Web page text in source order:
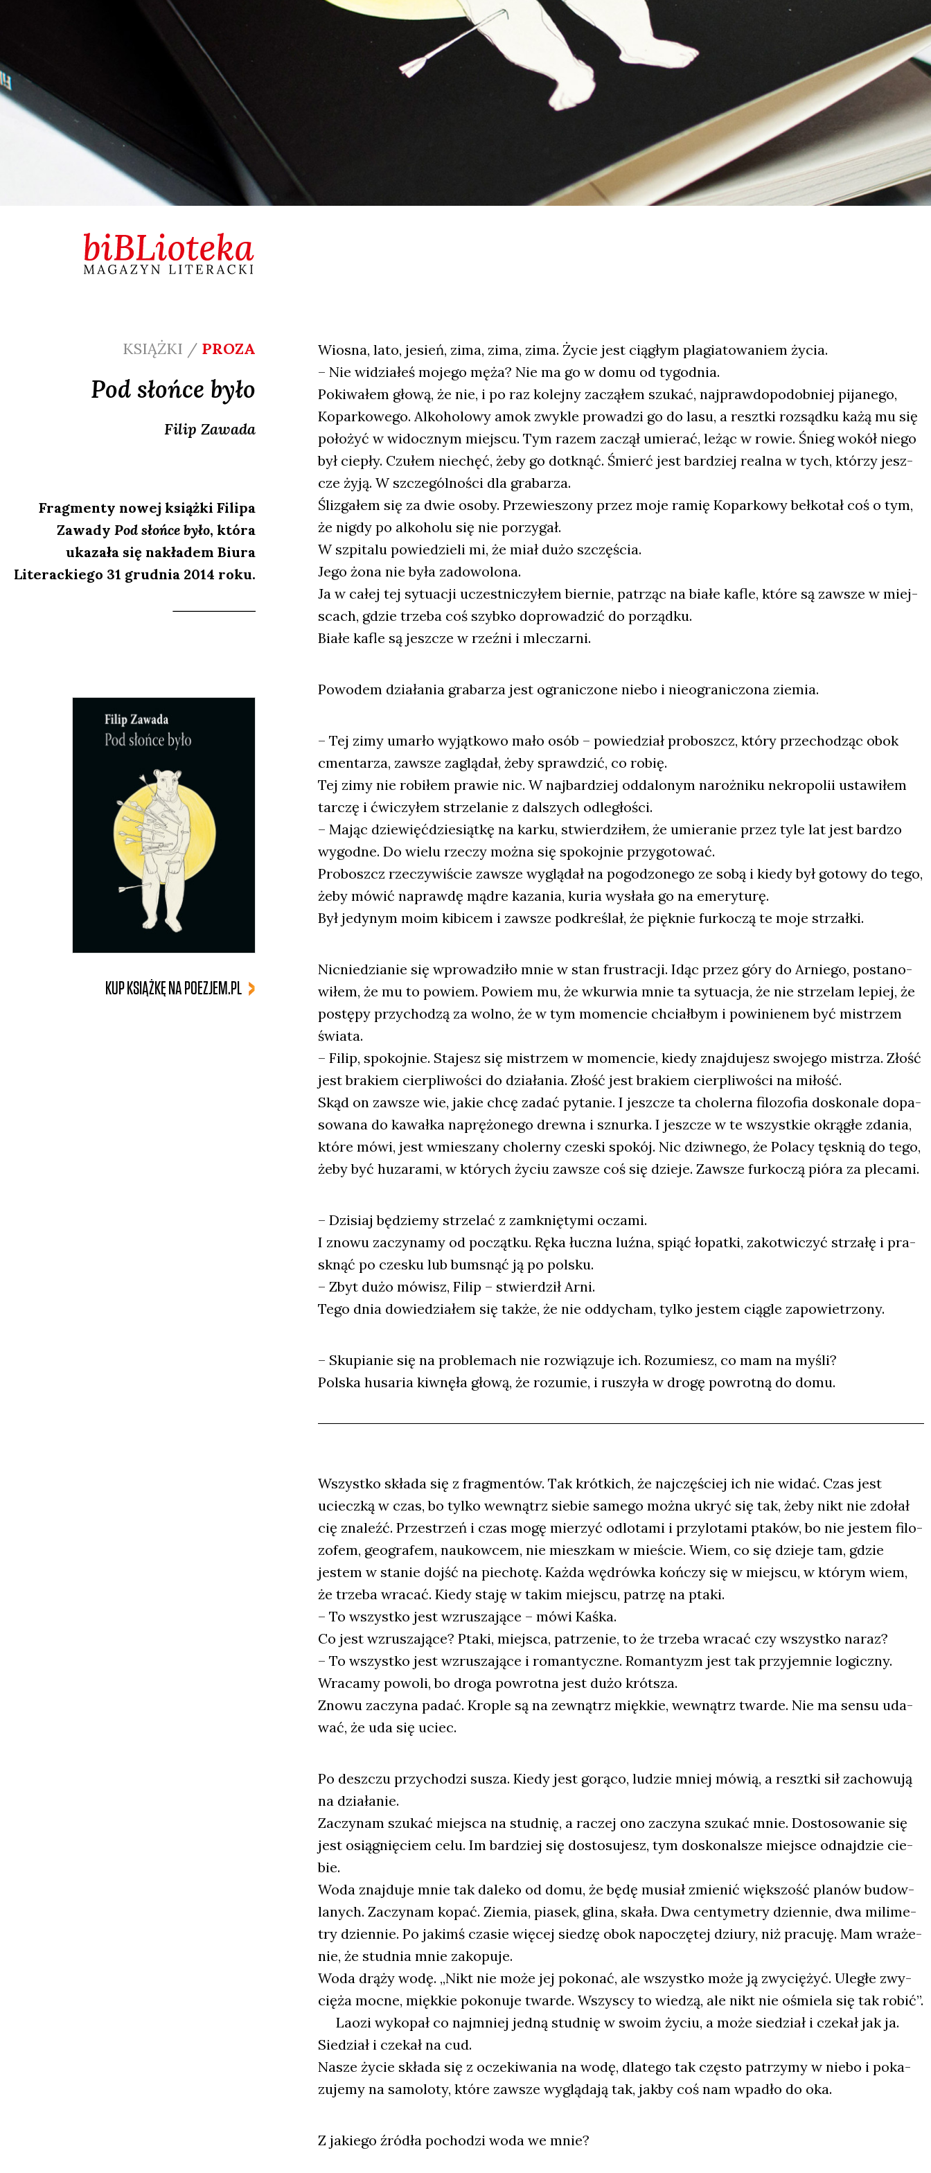
KSIĄŻKI / PROZA
Pod słońce było
Filip Zawada
Fragmenty nowej książki Filipa
Zawady Pod słońce było, która
ukazała się nakładem Biura
Literackiego 31 grudnia 2014 roku.
KUP KSIĄŻKĘ NA POEZJEM.PL
Wio­sna, lato, jesień, zima, zima, zima. Życie jest cią­głym pla­gia­to­wa­niem życia.
– Nie widzia­łeś moje­go męża? Nie ma go w domu od tygo­dnia.
Poki­wa­łem gło­wą, że nie, i po raz kolej­ny zaczą­łem szu­kać, naj­praw­do­po­dob­niej pija­ne­go,
Kopar­ko­we­go. Alko­ho­lo­wy amok zwy­kle pro­wa­dzi go do lasu, a reszt­ki roz­sąd­ku każą mu się
poło­żyć w widocz­nym miej­scu. Tym razem zaczął umie­rać, leżąc w rowie. Śnieg wokół nie­go
był cie­pły. Czu­łem nie­chęć, żeby go dotknąć. Śmierć jest bar­dziej real­na w tych, któ­rzy jesz­
cze żyją. W szcze­gól­no­ści dla gra­ba­rza.
Śli­zga­łem się za dwie oso­by. Prze­wie­szo­ny przez moje ramię Kopar­ko­wy beł­ko­tał coś o tym,
że nigdy po alko­ho­lu się nie porzy­gał.
W szpi­ta­lu powie­dzie­li mi, że miał dużo szczę­ścia.
Jego żona nie była zado­wo­lo­na.
Ja w całej tej sytu­acji uczest­ni­czy­łem bier­nie, patrząc na bia­łe kafle, któ­re są zawsze w miej­
scach, gdzie trze­ba coś szyb­ko dopro­wa­dzić do porząd­ku.
Bia­łe kafle są jesz­cze w rzeź­ni i mle­czar­ni.
Powo­dem dzia­ła­nia gra­ba­rza jest ogra­ni­czo­ne nie­bo i nie­ogra­ni­czo­na zie­mia.
– Tej zimy umar­ło wyjąt­ko­wo mało osób – powie­dział pro­boszcz, któ­ry prze­cho­dząc obok
cmen­ta­rza, zawsze zaglą­dał, żeby spraw­dzić, co robię.
Tej zimy nie robi­łem pra­wie nic. W naj­bar­dziej odda­lo­nym naroż­ni­ku nekro­po­lii usta­wi­łem
tar­czę i ćwi­czy­łem strze­la­nie z dal­szych odle­gło­ści.
– Mając dzie­więć­dzie­siąt­kę na kar­ku, stwier­dzi­łem, że umie­ra­nie przez tyle lat jest bar­dzo
wygod­ne. Do wie­lu rze­czy moż­na się spo­koj­nie przy­go­to­wać.
Pro­boszcz rze­czy­wi­ście zawsze wyglą­dał na pogo­dzo­ne­go ze sobą i kie­dy był goto­wy do tego,
żeby mówić napraw­dę mądre kaza­nia, kuria wysła­ła go na eme­ry­tu­rę.
Był jedy­nym moim kibi­cem i zawsze pod­kre­ślał, że pięk­nie fur­ko­czą te moje strzał­ki.
Nic­nie­dzia­nie się wpro­wa­dzi­ło mnie w stan fru­stra­cji. Idąc przez góry do Arnie­go, posta­no­
wi­łem, że mu to powiem. Powiem mu, że wkur­wia mnie ta sytu­acja, że nie strze­lam lepiej, że
postę­py przy­cho­dzą za wol­no, że w tym momen­cie chciał­bym i powi­nie­nem być mistrzem
świa­ta.
– Filip, spo­koj­nie. Sta­jesz się mistrzem w momen­cie, kie­dy znaj­du­jesz swo­je­go mistrza. Złość
jest bra­kiem cier­pli­wo­ści do dzia­ła­nia. Złość jest bra­kiem cier­pli­wo­ści na miłość.
Skąd on zawsze wie, jakie chcę zadać pyta­nie. I jesz­cze ta cho­ler­na filo­zo­fia dosko­na­le dopa­
so­wa­na do kawał­ka naprę­żo­ne­go drew­na i sznur­ka. I jesz­cze w te wszyst­kie okrą­głe zda­nia,
któ­re mówi, jest wmie­sza­ny cho­ler­ny cze­ski spo­kój. Nic dziw­ne­go, że Pola­cy tęsk­nią do tego,
żeby być huza­ra­mi, w któ­rych życiu zawsze coś się dzie­je. Zawsze fur­ko­czą pió­ra za ple­ca­mi.
– Dzi­siaj będzie­my strze­lać z zamknię­ty­mi ocza­mi.
I zno­wu zaczy­na­my od począt­ku. Ręka łucz­na luź­na, spiąć łopat­ki, zako­twi­czyć strza­łę i pra­
sk­nąć po cze­sku lub bum­snąć ją po pol­sku.
– Zbyt dużo mówisz, Filip – stwier­dził Arni.
Tego dnia dowie­dzia­łem się tak­że, że nie oddy­cham, tyl­ko jestem cią­gle zapo­wie­trzo­ny.
– Sku­pia­nie się na pro­ble­mach nie roz­wią­zu­je ich. Rozu­miesz, co mam na myśli?
Pol­ska husa­ria kiw­nę­ła gło­wą, że rozu­mie, i ruszy­ła w dro­gę powrot­ną do domu.
Wszyst­ko skła­da się z frag­men­tów. Tak krót­kich, że naj­czę­ściej ich nie widać. Czas jest
uciecz­ką w czas, bo tyl­ko wewnątrz sie­bie same­go moż­na ukryć się tak, żeby nikt nie zdo­łał
cię zna­leźć. Prze­strzeń i czas mogę mie­rzyć odlo­ta­mi i przy­lo­ta­mi pta­ków, bo nie jestem filo­
zo­fem, geo­gra­fem, naukow­cem, nie miesz­kam w mie­ście. Wiem, co się dzie­je tam, gdzie
jestem w sta­nie dojść na pie­cho­tę. Każ­da wędrów­ka koń­czy się w miej­scu, w któ­rym wiem,
że trze­ba wra­cać. Kie­dy sta­ję w takim miej­scu, patrzę na pta­ki.
– To wszyst­ko jest wzru­sza­ją­ce – mówi Kaś­ka.
Co jest wzru­sza­ją­ce? Pta­ki, miej­sca, patrze­nie, to że trze­ba wra­cać czy wszyst­ko naraz?
– To wszyst­ko jest wzru­sza­ją­ce i roman­tycz­ne. Roman­tyzm jest tak przy­jem­nie logicz­ny.
Wra­ca­my powo­li, bo dro­ga powrot­na jest dużo krót­sza.
Zno­wu zaczy­na padać. Kro­ple są na zewnątrz mięk­kie, wewnątrz twar­de. Nie ma sen­su uda­
wać, że uda się uciec.
Po desz­czu przy­cho­dzi susza. Kie­dy jest gorą­co, ludzie mniej mówią, a reszt­ki sił zacho­wu­ją
na dzia­ła­nie.
Zaczy­nam szu­kać miej­sca na stud­nię, a raczej ono zaczy­na szu­kać mnie. Dosto­so­wa­nie się
jest osią­gnię­ciem celu. Im bar­dziej się dosto­su­jesz, tym dosko­nal­sze miej­sce odnaj­dzie cie­
bie.
Woda znaj­du­je mnie tak dale­ko od domu, że będę musiał zmie­nić więk­szość pla­nów budow­
la­nych. Zaczy­nam kopać. Zie­mia, pia­sek, gli­na, ska­ła. Dwa cen­ty­me­try dzien­nie, dwa mili­me­
try dzien­nie. Po jakimś cza­sie wię­cej sie­dzę obok napo­czę­tej dziu­ry, niż pra­cu­ję. Mam wra­że­
nie, że stud­nia mnie zako­pu­je.
Woda drą­ży wodę. „Nikt nie może jej poko­nać, ale wszyst­ko może ją zwy­cię­żyć. Ule­głe zwy­
cię­ża moc­ne, mięk­kie poko­nu­je twar­de. Wszy­scy to wie­dzą, ale nikt nie ośmie­la się tak robić”.
Laozi wyko­pał co naj­mniej jed­ną stud­nię w swo­im życiu, a może sie­dział i cze­kał jak ja.
Sie­dział i cze­kał na cud.
Nasze życie skła­da się z ocze­ki­wa­nia na wodę, dla­te­go tak czę­sto patrzy­my w nie­bo i poka­
zu­je­my na samo­lo­ty, któ­re zawsze wyglą­da­ją tak, jak­by coś nam wpa­dło do oka.
Z jakie­go źró­dła pocho­dzi woda we mnie?